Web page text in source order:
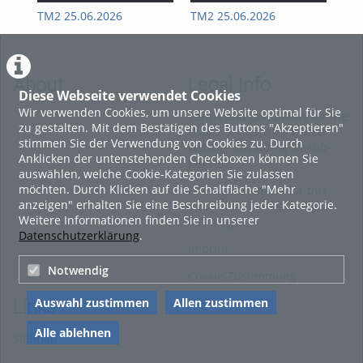
Diese Webseite verwendet Cookies
Wir verwenden Cookies, um unsere Website optimal für Sie
zu gestalten. Mit dem Bestätigen des Buttons "Akzeptieren"
stimmen Sie der Verwendung von Cookies zu. Durch
Anklicken der untenstehenden Checkboxen können Sie
auswählen, welche Cookie-Kategorien Sie zulassen
möchten. Durch Klicken auf die Schaltfläche "Mehr
anzeigen" erhalten Sie eine Beschreibung jeder Kategorie.
Weitere Informationen finden Sie in unserer
Datenschutzerklärung.
Notwendig
Auswahl zustimmen
Allen zustimmen
Alle ablehnen
Kapitel 5 – Brauprozess: Läutern
Kapitel 6 – Brauprozess: Kochen & Hopfenzugabe
Kapitel 7 – Brauprozess: Whirlpoolverfahren, Kühlen,
Fassabfüllung & Hefezugabe
Kapitel 8 – Gärung, Flaschenabfüllung & Reifung des Bieres in
Flaschen
Viel Spaß beim ansehen - Siegfried Schrammel
Tags:
verfahrenstechnik braukurs bierbrauen aw-fach bierherstellung
TM2 25.06.2026 TM2 25.06.2026
About Legal Info
Terms and Conditions for the
Usage of this ViMP based
website (including all sub-
pages)
Privacy Statement for this
ViMP based Website incl.
Sub-pages
Links
Sitemap